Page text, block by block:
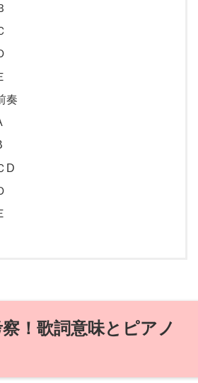
奏
D
！歌詞意味とピアノ